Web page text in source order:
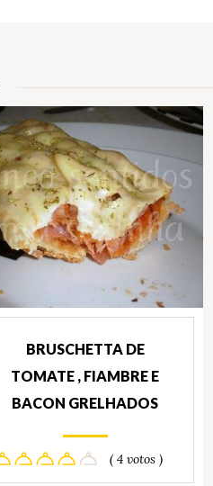
BRUSCHETTA DE
TOMATE , FIAMBRE E
BACON GRELHADOS
( 4 votos )